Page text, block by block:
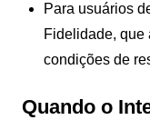
Para usuários
Fidelidade, que
condições de
Quando o